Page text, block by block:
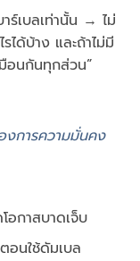
ร์เบลเท่านั้น → ไม่
ได้บ้าง และถ้าไม่มี
มือนกันทุกส่วน”
การความมั่นคง
อกาสบาดเจ็บ
อนใช้ดัมเบล